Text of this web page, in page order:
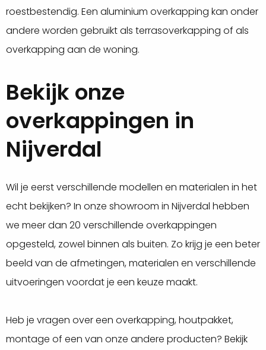
roestbestendig. Een aluminium overkapping kan onder
andere worden gebruikt als terrasoverkapping of als
overkapping aan de woning.
Bekijk onze
overkappingen in
Nijverdal
Wil je eerst verschillende modellen en materialen in het
echt bekijken? In onze showroom in Nijverdal hebben
we meer dan 20 verschillende overkappingen
opgesteld, zowel binnen als buiten. Zo krijg je een beter
beeld van de afmetingen, materialen en verschillende
uitvoeringen voordat je een keuze maakt.
Heb je vragen over een overkapping, houtpakket,
montage of een van onze andere producten? Bekijk